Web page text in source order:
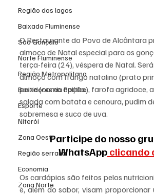
Região dos lagos
Baixada Fluminense
São Gonçalo
Norte Fluminense
Região Metropolitana
Bastidores da Política
Esporte
Niterói
Zona Oeste
Região serrana
Economia
Zona Norte
O Restaurante do Povo de Alcântara
almoço de Natal especial para os
terça-feira (24), véspera de Natal.
almoço com frango natalino (prato
peixe (como opção), farofa agridoce,
salada com batata e cenoura, pudim
sobremesa e suco de uva.
Participe do nosso
WhatsApp clicando
Os cardápios são feitos pelos
e, além do sabor, visam proporcionar